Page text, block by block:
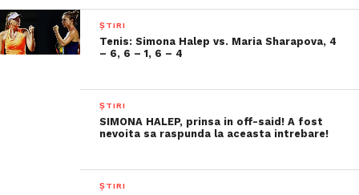
ȘTIRI
Tenis: Simona Halep vs. Maria Sharapova, 4
– 6, 6 – 1, 6 – 4
ȘTIRI
SIMONA HALEP, prinsa in off-said! A fost
nevoita sa raspunda la aceasta intrebare!
ȘTIRI